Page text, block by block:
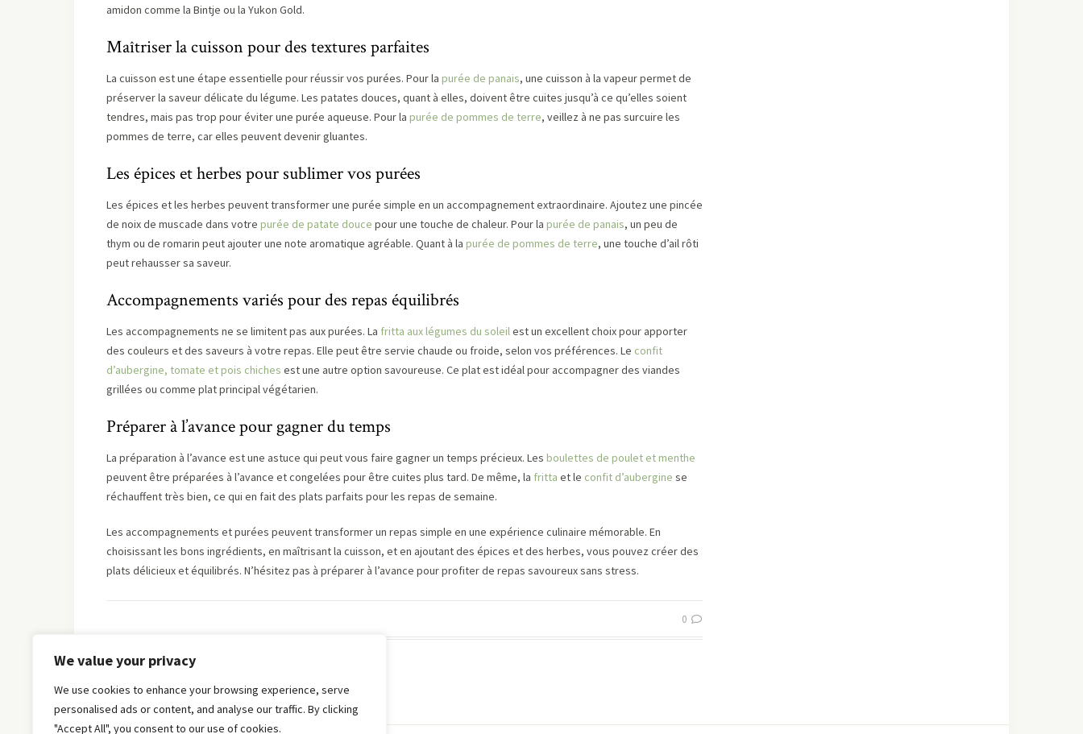
We value your privacy
We use cookies to enhance your browsing experience, serve
personalised ads or content, and analyse our traffic. By clicking
"Accept All", you consent to our use of cookies.
amidon comme la Bintje ou la Yukon Gold.
Maîtriser la cuisson pour des textures parfaites
La cuisson est une étape essentielle pour réussir vos purées. Pour la purée de panais, une cuisson à la vapeur permet de
préserver la saveur délicate du légume. Les patates douces, quant à elles, doivent être cuites jusqu’à ce qu’elles soient
tendres, mais pas trop pour éviter une purée aqueuse. Pour la purée de pommes de terre, veillez à ne pas surcuire les
pommes de terre, car elles peuvent devenir gluantes.
Les épices et herbes pour sublimer vos purées
Les épices et les herbes peuvent transformer une purée simple en un accompagnement extraordinaire. Ajoutez une pincée
de noix de muscade dans votre purée de patate douce pour une touche de chaleur. Pour la purée de panais, un peu de
thym ou de romarin peut ajouter une note aromatique agréable. Quant à la purée de pommes de terre, une touche d’ail rôti
peut rehausser sa saveur.
Accompagnements variés pour des repas équilibrés
Les accompagnements ne se limitent pas aux purées. La fritta aux légumes du soleilest un excellent choix pour apporter
des couleurs et des saveurs à votre repas. Elle peut être servie chaude ou froide, selon vos préférences. Le confit
d’aubergine, tomate et pois chiches est une autre option savoureuse. Ce plat est idéal pour accompagner des viandes
grillées ou comme plat principal végétarien.
Préparer à l’avance pour gagner du temps
La préparation à l’avance est une astuce qui peut vous faire gagner un temps précieux. Les boulettes de poulet et menthe
peuvent être préparées à l’avance et congelées pour être cuites plus tard. De même, la fritta et le confit d’aubergine se
réchauffent très bien, ce qui en fait des plats parfaits pour les repas de semaine.
Les accompagnements et purées peuvent transformer un repas simple en une expérience culinaire mémorable. En
choisissant les bons ingrédients, en maîtrisant la cuisson, et en ajoutant des épices et des herbes, vous pouvez créer des
plats délicieux et équilibrés. N’hésitez pas à préparer à l’avance pour profiter de repas savoureux sans stress.
0